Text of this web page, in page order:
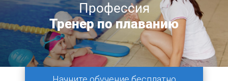
Профессия
Тренер по плаванию